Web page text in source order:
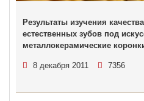
Результаты изучения
естественных зубов под
металлокерамические
8 декабря 2011 7356